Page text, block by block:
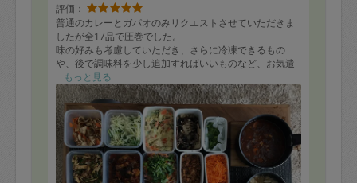
評価：
普通のカレーとガパオのみリクエストさせていただきま
したが全17品で圧巻でした。
味の好みも考慮していただき、さらに冷凍できるもの
や、後で調味料を少し追加すればいいものなど、お気遣
いいただいて感謝です。
また機会があればぜひお願いしたいと思っています。
ありがとうございました。
もっと見る